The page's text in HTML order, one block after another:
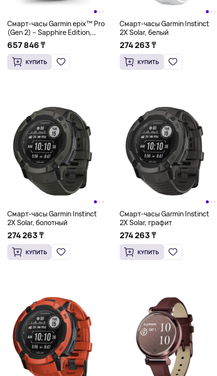
Смарт-часы Garmin epix™ Pro
(Gen 2) – Sapphire Edition,
коричневый
657 846 ₸
КУПИТЬ
Смарт-часы Garmin Instinct
2X Solar, белый
274 263 ₸
КУПИТЬ
Смарт-часы Garmin Instinct
2X Solar, болотный
274 263 ₸
КУПИТЬ
Смарт-часы Garmin Instinct
2X Solar, графит
274 263 ₸
КУПИТЬ